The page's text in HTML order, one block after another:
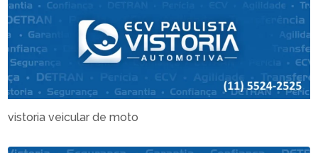
vistoria veicular de moto